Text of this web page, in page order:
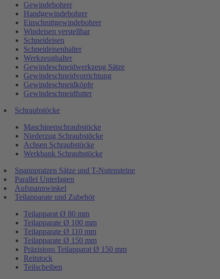
Gewindebohrer
Handgewindebohrer
Einschnittgewindebohrer
Windeisen verstellbar
Schneideisen
Schneideisenhalter
Werkzeughalter
Gewindeschneidwerkzeug Sätze
Gewindeschneidvorrichtung
Gewindeschneidköpfe
Gewindeschneidfutter
Schraubstöcke
Maschinenschraubstöcke
Niederzug Schraubstöcke
Achsen Schraubstöcke
Werkbank Schraubstöcke
Spannpratzen Sätze und T-Nutensteine
Parallel Unterlagen
Aufspannwinkel
Teilapparate und Zubehör
Teilapparat Ø 80 mm
Teilapparate Ø 100 mm
Teilapparate Ø 110 mm
Teilapparate Ø 150 mm
Präzisions Teilapparat Ø 150 mm
Reitstock
Teilscheiben